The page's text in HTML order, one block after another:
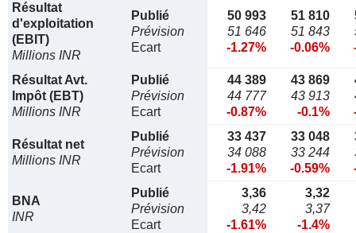
Résultat
d'exploitation
(EBIT)
Millions INR
Publié
Prévision
Ecart
50 993
51 646
-1.27%
51 810
51 843
-0.06%
Résultat Avt.
Impôt (EBT)
Millions INR
Publié
Prévision
Ecart
44 389
44 777
-0.87%
43 869
43 913
-0.1%
Résultat net
Millions INR
Publié
Prévision
Ecart
33 437
34 088
-1.91%
33 048
33 244
-0.59%
BNA
INR
Publié
Prévision
Ecart
3,36
3,42
-1.61%
3,32
3,37
-1.4%